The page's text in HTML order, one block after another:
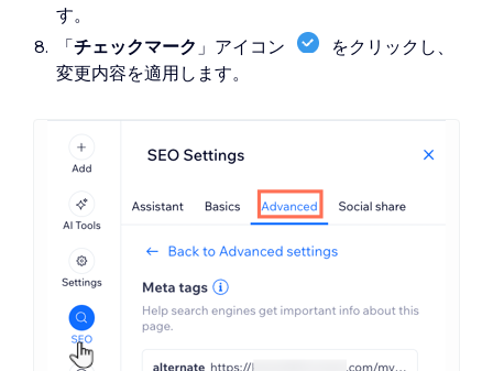
す。
「チェックマーク 」アイコン
をクリックし、
変更内容を適用します。